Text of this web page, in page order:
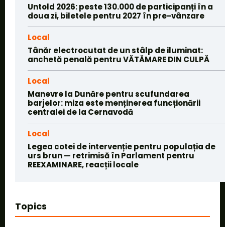
Untold 2026: peste 130.000 de participanți în a
doua zi, biletele pentru 2027 în pre-vânzare
Local
Tânăr electrocutat de un stâlp de iluminat:
anchetă penală pentru VĂTĂMARE DIN CULPĂ
Local
Manevre la Dunăre pentru scufundarea
barjelor: miza este menținerea funcționării
centralei de la Cernavodă
Local
Legea cotei de intervenție pentru populația de
urs brun — retrimisă în Parlament pentru
REEXAMINARE, reacții locale
Topics